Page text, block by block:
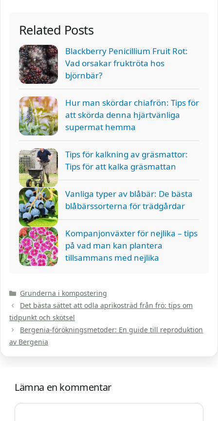
Related Posts
Blackberry Penicillium Fruit Rot:
Vad orsakar fruktröta hos
björnbär?
Hur man skördar chiafrön: Tips för
att skörda denna hjärtvänliga
supermat hemma
Tips för kalkning av gräsmattor:
Tips för att kalka gräsmattan
Vanliga typer av blåbär: De bästa
blåbärssorterna för trädgårdar
Kompanjonväxter för nejlika – tips
på vad man kan plantera
tillsammans med nejlika
Kategorier
Grunderna i kompostering
Det bästa sättet att odla aprikosträd från frö: tips om
tidpunkt och skötsel
Bergenia-förökningsmetoder: En guide till reproduktion
av Bergenia
Lämna en kommentar
Kommentar